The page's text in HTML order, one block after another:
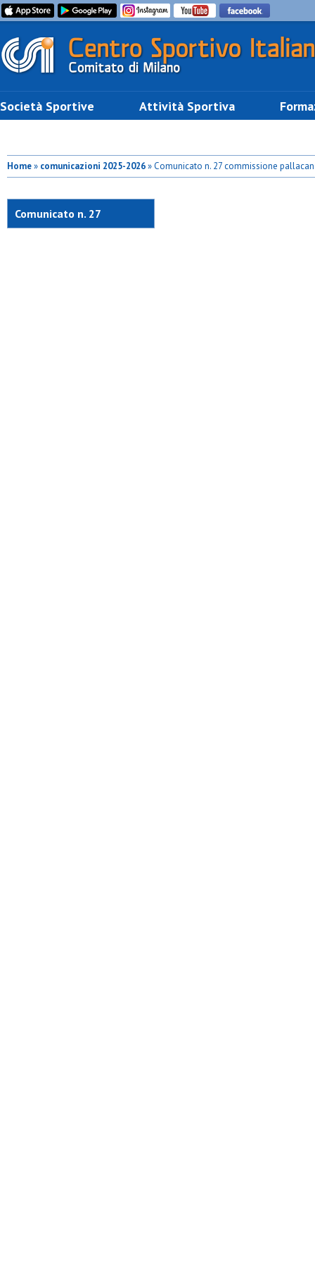
Società Sportive Attività Sportiva
Home» comunicazioni 2025-2026» Comunicato n. 27 commissione
Comunicato n. 27